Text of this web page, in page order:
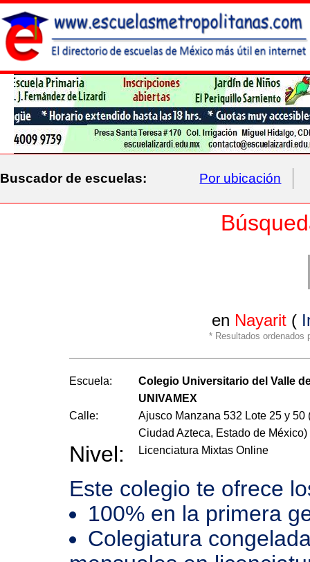
Buscador de escuelas: Por ubicación
en Nayarit (
* Resultados ordenados
Escuela:
Colegio Universitario del Valle
UNIVAMEX
Calle:
Ajusco Manzana 532 Lote 25 y 50
Ciudad Azteca, Estado de México)
Nivel: Licenciatura Mixtas Online
Este colegio te ofrece
100% en la primera
Colegiatura